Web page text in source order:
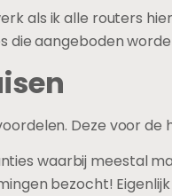
als ik alle routers
die aangeboden
Deze voor
waarbij meestal
bezocht!